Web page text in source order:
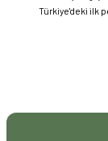
Türkiye'deki ilk
ve Kimya
kurarak tüm